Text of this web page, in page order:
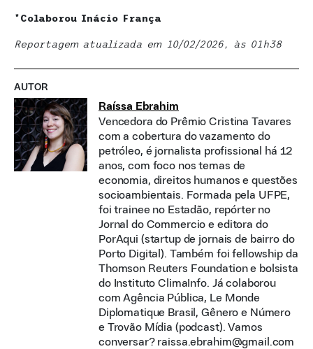
*Colaborou Inácio França
Reportagem atualizada em 10/02/2026, às 01h38
AUTOR
Raíssa Ebrahim
Vencedora do Prêmio Cristina Tavares
com a cobertura do vazamento do
petróleo, é jornalista profissional há 12
anos, com foco nos temas de
economia, direitos humanos e questões
socioambientais. Formada pela UFPE,
foi trainee no Estadão, repórter no
Jornal do Commercio e editora do
PorAqui (startup de jornais de bairro do
Porto Digital). Também foi fellowship da
Thomson Reuters Foundation e bolsista
do Instituto ClimaInfo. Já colaborou
com Agência Pública, Le Monde
Diplomatique Brasil, Gênero e Número
e Trovão Mídia (podcast). Vamos
conversar? raissa.ebrahim@gmail.com